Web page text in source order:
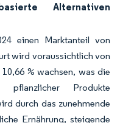
Alternativen
einen Marktanteil von
wird voraussichtlich von
% wachsen, was die
pflanzlicher Produkte
durch das zunehmende
Ernährung, steigende